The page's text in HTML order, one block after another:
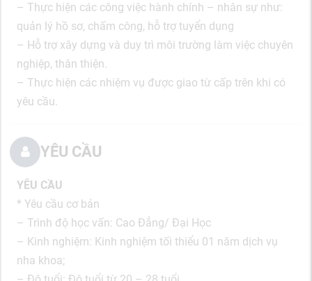
– Thực hiện các công việc hành chính – nhân sự như:
quản lý hồ sơ, chấm công, hỗ trợ tuyển dụng
– Hỗ trợ xây dựng và duy trì môi trường làm việc chuyên
nghiệp, thân thiện.
– Thực hiện các nhiệm vụ được giao từ cấp trên khi có
yêu cầu.
YÊU CẦU
YÊU CẦU
* Yêu cầu cơ bản
– Trình độ học vấn: Cao Đẳng/ Đại Học
– Kinh nghiệm: Kinh nghiệm tối thiểu 01 năm dịch vụ
nha khoa;